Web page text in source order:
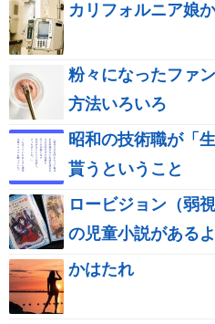
カリフォルニア娘
粉々になったファ
方法いろいろ
昭和の技術職が「
貰うということ
ロービジョン（弱
の児童小説があるよ
かはたれ